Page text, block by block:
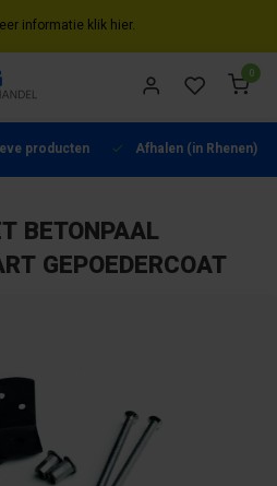
informatie klik hier.
0
producten Afhalen (in Rhenen)
BETONPAAL
GEPOEDERCOAT